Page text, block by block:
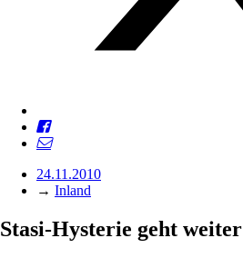
24.11.2010
→ Inland
Stasi-Hysterie geht weiter